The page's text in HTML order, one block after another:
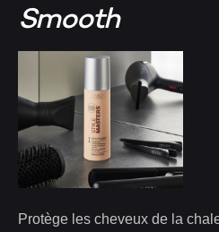
Smooth
Protège les cheveux de la